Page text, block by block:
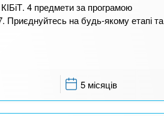
4 предмети за програмою
на будь-якому етапі та
5 місяців